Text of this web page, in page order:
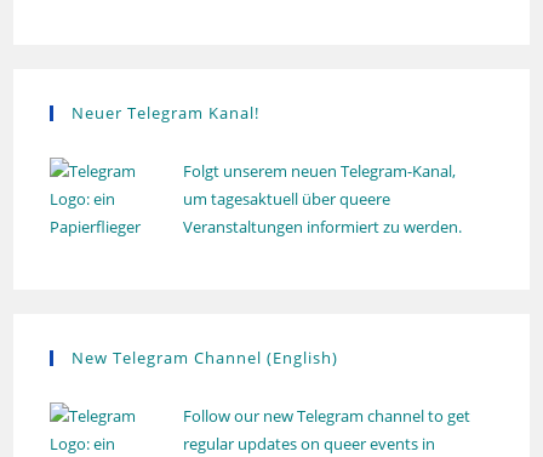
Neuer Telegram Kanal!
Folgt unserem neuen Telegram-Kanal,
um tagesaktuell über queere
Veranstaltungen informiert zu werden.
New Telegram Channel (English)
Follow our new Telegram channel to get
regular updates on queer events in